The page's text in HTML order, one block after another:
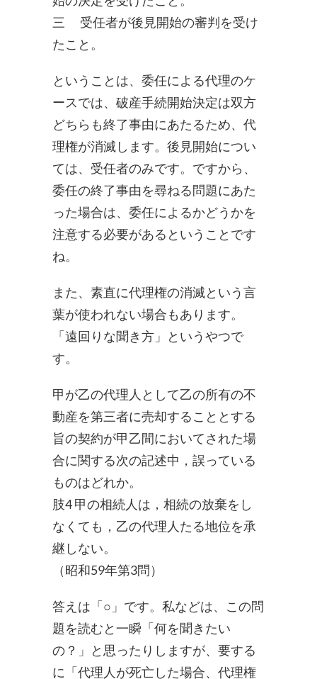
三 受任者が後見開始の審判を受け
たこと。
ということは、委任による代理のケ
ースでは、破産手続開始決定は双方
どちらも終了事由にあたるため、代
理権が消滅します。後見開始につい
ては、受任者のみです。ですから、
委任の終了事由を尋ねる問題にあた
った場合は、委任によるかどうかを
注意する必要があるということです
ね。
また、素直に代理権の消滅という言
葉が使われない場合もあります。
「遠回りな聞き方」というやつで
す。
甲が乙の代理人として乙の所有の不
動産を第三者に売却することとする
旨の契約が甲乙間においてされた場
合に関する次の記述中，誤っている
ものはどれか。
肢4 甲の相続人は，相続の放棄をし
なくても，乙の代理人たる地位を承
継しない。
（昭和59年第3問）
答えは「○」です。私などは、この問
題を読むと一瞬「何を聞きたい
の？」と思ったりしますが、要する
に「代理人が死亡した場合、代理権